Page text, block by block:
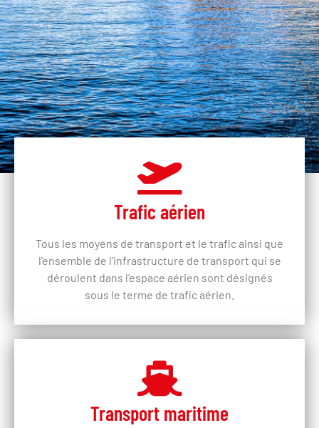
La plus haute
qualité pour les
plus hautes
exigences
Atteindre votre destination en toute sécurité grâce à une logistique
Trafic aérien
Tous les moyens de transport et le trafic ainsi que
l'ensemble de l'infrastructure de transport qui se
déroulent dans l'espace aérien sont désignés
sous le terme de trafic aérien.
Transport maritime